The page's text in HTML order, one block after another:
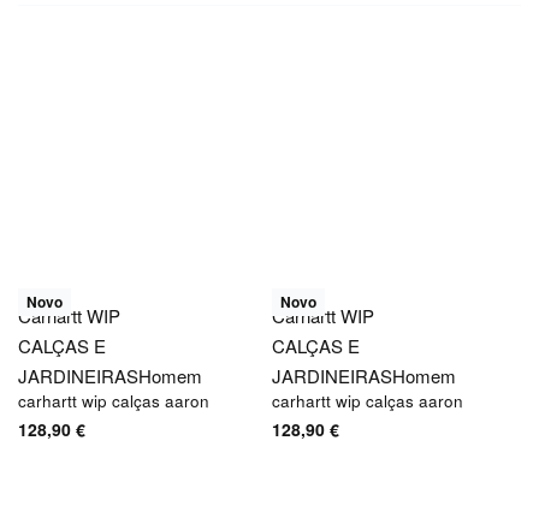
Novo
Carhartt WIP
CALÇAS E
JARDINEIRASHomem
carhartt wip calças aaron
128,90 €
Novo
Carhartt WIP
CALÇAS E
JARDINEIRASHomem
carhartt wip calças aaron
128,90 €